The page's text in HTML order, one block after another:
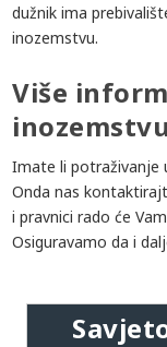
dužnik ima
inozemstvu.
Više
inozemstvu
Imate li potraživanje
Onda nas
i pravnici rado će
Osiguravamo da i